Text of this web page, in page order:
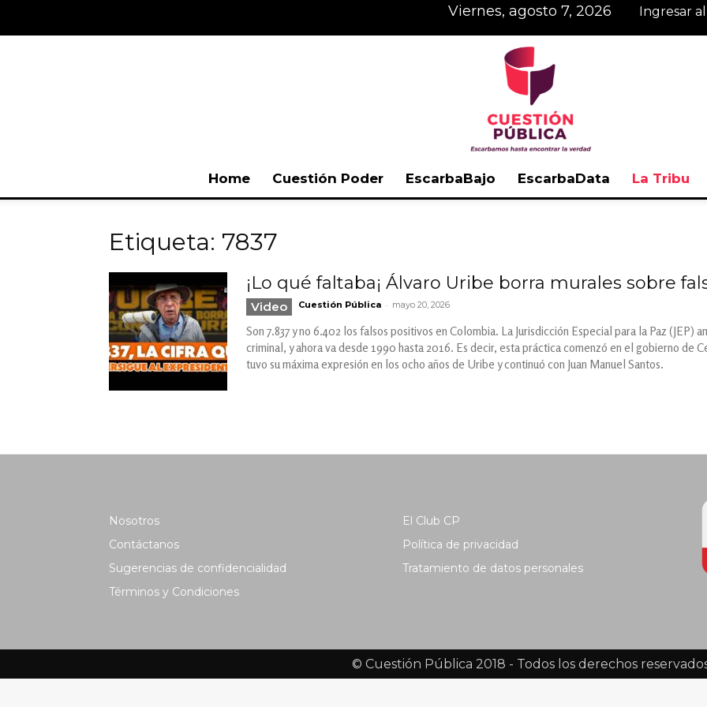
viernes, agosto 7, 2026 Ingresar
Home Cuestión Poder EscarbaBajo EscarbaData La Tribu
Etiqueta: 7837
¡Lo qué faltaba¡ Álvaro Uribe borra murales sobre
Video Cuestión Pública - mayo 20, 2026
Son 7.837 y no 6.402 los falsos positivos en Colombia. La Jurisdicción Especial para la Paz
criminal, y ahora va desde 1990 hasta 2016. Es decir, esta práctica comenzó en el gobierno de
tuvo su máxima expresión en los ocho años de Uribe y continuó con Juan Manuel Santos.
Nosotros
Contáctanos
Sugerencias de confidencialidad
Términos y Condiciones
El Club CP
Política de privacidad
Tratamiento de datos personales
© Cuestión Pública 2018 - Todos los derechos